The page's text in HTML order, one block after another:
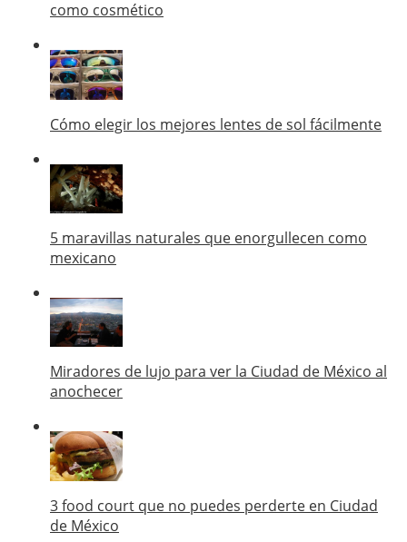
como cosmético
Cómo elegir los mejores lentes de sol fácilmente
5 maravillas naturales que enorgullecen como
mexicano
Miradores de lujo para ver la Ciudad de México al
anochecer
3 food court que no puedes perderte en Ciudad
de México